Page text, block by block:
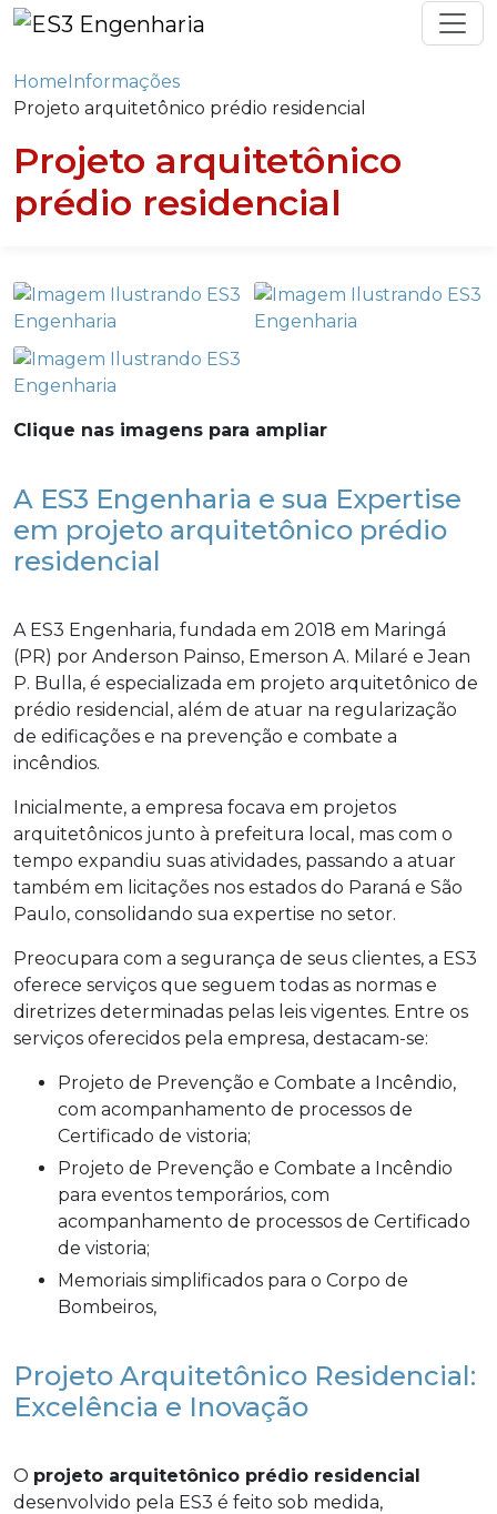
HomeInformações
Projeto arquitetônico prédio residencial
Projeto arquitetônico
prédio residencial
Clique nas imagens para ampliar
A ES3 Engenharia e sua Expertise
em projeto arquitetônico prédio
residencial
A ES3 Engenharia, fundada em 2018 em Maringá
(PR) por Anderson Painso, Emerson A. Milaré e Jean
P. Bulla, é especializada em projeto arquitetônico de
prédio residencial, além de atuar na regularização
de edificações e na prevenção e combate a
incêndios.
Inicialmente, a empresa focava em projetos
arquitetônicos junto à prefeitura local, mas com o
tempo expandiu suas atividades, passando a atuar
também em licitações nos estados do Paraná e São
Paulo, consolidando sua expertise no setor.
Preocupara com a segurança de seus clientes, a ES3
oferece serviços que seguem todas as normas e
diretrizes determinadas pelas leis vigentes. Entre os
serviços oferecidos pela empresa, destacam-se:
Projeto de Prevenção e Combate a Incêndio,
com acompanhamento de processos de
Certificado de vistoria;
Projeto de Prevenção e Combate a Incêndio
para eventos temporários, com
acompanhamento de processos de Certificado
de vistoria;
Memoriais simplificados para o Corpo de
Bombeiros,
Projeto Arquitetônico Residencial:
Excelência e Inovação
O projeto arquitetônico prédio residencial
desenvolvido pela ES3 é feito sob medida,